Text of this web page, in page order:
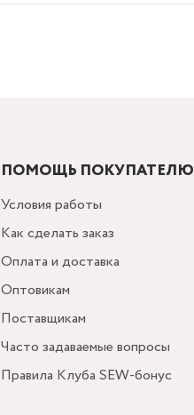
ПОМОЩЬ ПОКУПАТЕЛЮ
Условия работы
Как сделать заказ
Оплата и доставка
Оптовикам
Поставщикам
Часто задаваемые вопросы
Правила Клуба SEW-бонус